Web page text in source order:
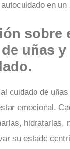
en un
sobre
uñas y
cuidado de
emocional.
hidratarlas,
su estado